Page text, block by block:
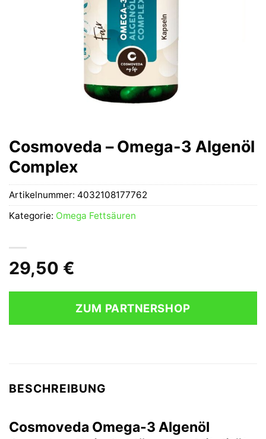
Cosmoveda – Omega-3 Algenöl
Complex
29,50 €
ZUM PARTNERSHOP
Artikelnummer: 4032108177762
Kategorie: Omega Fettsäuren
BESCHREIBUNG
Cosmoveda Omega-3 Algenöl